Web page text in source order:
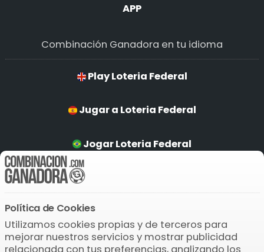
APP
Combinación Ganadora en tu idioma
Play Loteria Federal
Jugar a Loteria Federal
Jogar Loteria Federal
Loteria Federal Spilen
Descarga la APP
Política de Cookies
Utilizamos cookies propias y de terceros para
mejorar nuestros servicios y mostrar publicidad